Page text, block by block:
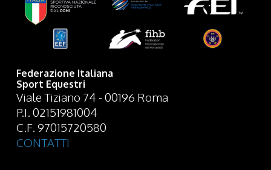
Federazione Italiana
Sport Equestri
Viale Tiziano 74 - 00196 Roma
P.I. 02151981004
C.F. 97015720580
CONTATTI